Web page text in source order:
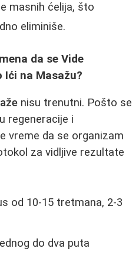
masnih ćelija, što
eliminiše.
da se Vide
Ići na Masažu?
nisu trenutni. Pošto se
regeneracije i
vreme da se organizam
za vidljive rezultate
od 10-15 tretmana, 2-3
do dva puta